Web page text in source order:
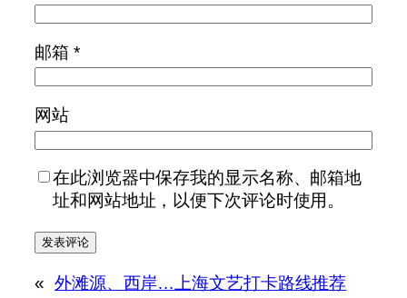
邮箱 *
网站
在此浏览器中保存我的显示名称、邮箱地
址和网站地址，以便下次评论时使用。
« 外滩源、西岸…上海文艺打卡路线推荐